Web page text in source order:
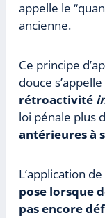
appelle le
ancienne.
Ce principe
douce
rétroactivité
loi pénale plus
antérieures à
L’application
pose lorsque
pas encore